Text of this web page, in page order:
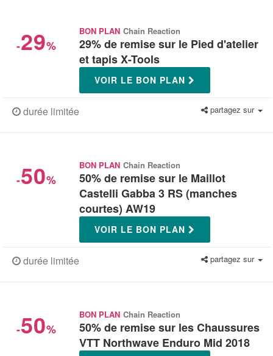
-29%
BON PLAN Chain Reaction
29% de remise sur le Pied d'atelier
et tapis X-Tools
VOIR LE BON PLAN
durée limitée partagez sur
-50%
BON PLAN Chain Reaction
50% de remise sur le Maillot
Castelli Gabba 3 RS (manches
courtes) AW19
VOIR LE BON PLAN
durée limitée partagez sur
-50%
BON PLAN Chain Reaction
50% de remise sur les Chaussures
VTT Northwave Enduro Mid 2018